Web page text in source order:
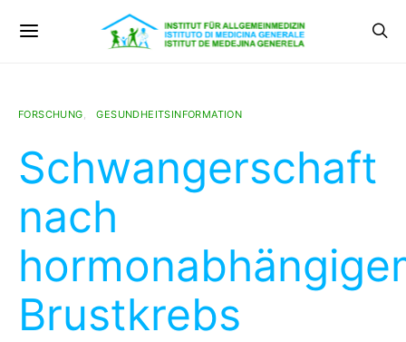
FORSCHUNG GESUNDHEITSINFORMATION
Schwangerschaft
nach
Brustkrebs